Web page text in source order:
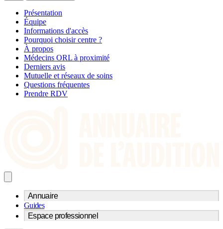
Présentation
Équipe
Informations d'accès
Pourquoi choisir centre ?
À propos
Médecins ORL à proximité
Derniers avis
Mutuelle et réseaux de soins
Questions fréquentes
Prendre RDV
Annuaire
Trouvez un professionnel de l'audition
Centre d'audioprothèse
Guides
Espace professionnel